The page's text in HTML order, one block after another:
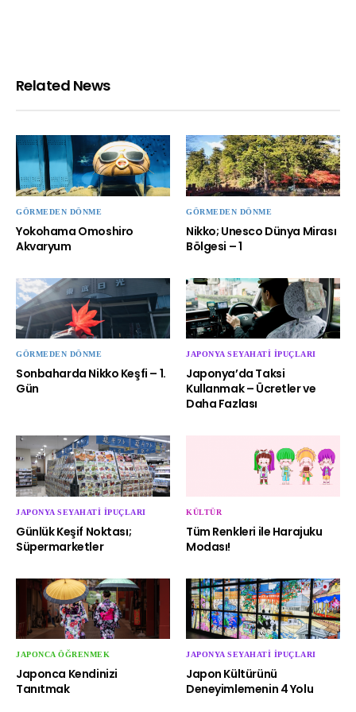
Related News
GÖRMEDEN DÖNME
Yokohama Omoshiro
Akvaryum
GÖRMEDEN DÖNME
Nikko; Unesco Dünya Mirası
Bölgesi – 1
GÖRMEDEN DÖNME
Sonbaharda Nikko Keşfi – 1.
Gün
JAPONYA SEYAHATI İPUÇLARI
Japonya’da Taksi
Kullanmak – Ücretler ve
Daha Fazlası
JAPONYA SEYAHATI İPUÇLARI
Günlük Keşif Noktası;
Süpermarketler
KÜLTÜR
Tüm Renkleri ile Harajuku
Modası!
JAPONCA ÖĞRENMEK
Japonca Kendinizi
Tanıtmak
JAPONYA SEYAHATI İPUÇLARI
Japon Kültürünü
Deneyimlemenin 4 Yolu